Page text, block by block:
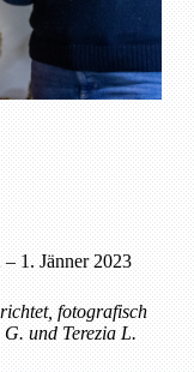
1. Jänner 2023
fotografisch
und Terezia L.